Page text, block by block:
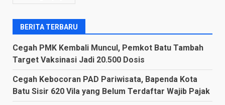
BERITA TERBARU
Cegah PMK Kembali Muncul, Pemkot Batu Tambah
Target Vaksinasi Jadi 20.500 Dosis
Cegah Kebocoran PAD Pariwisata, Bapenda Kota
Batu Sisir 620 Vila yang Belum Terdaftar Wajib Pajak